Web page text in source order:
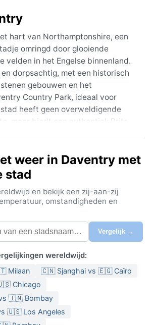
hart van Northamptonshire, een
omringd door glooiende
velden in het Engelse binnenland.
dorpsachtig, met een historisch
gebouwen en het
Country Park, ideaal voor
heeft geen overweldigende
maar biedt een authentiek Brits
historie toevoegt. De ligging,
maakt Daventry tot een fijne
verkennen van de Cotswolds of
de Köppen-classificatie Cfb,
De zomers zijn mild, met
de 20°C, en de winters koel,
jaar door gelijkmatig, zo’n 600 à
jaar, en de luchtvochtigheid is vaak
herfst brengen wisselvallig weer,
afgewisseld door opklaringen. Een
jas zijn onmisbaar, net als
weer in Daventry met
stad
en bekijk een zij-aan-zij
omstandigheden en
Vergelijk →
wereldwijd:
Milaan
🇨🇳 Sjanghai vs 🇪🇬 Caïro
Chicago
🇮🇳 Bombay
🇺🇸 Los Angeles